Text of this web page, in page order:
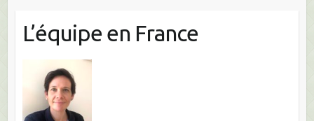
L’équipe en France